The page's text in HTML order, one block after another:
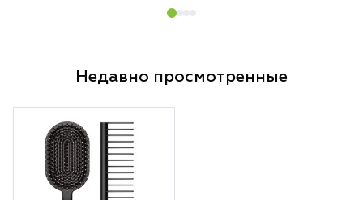
Недавно просмотренные